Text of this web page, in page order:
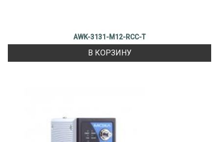
AWK-3131-M12-RCC-T
В КОРЗИНУ